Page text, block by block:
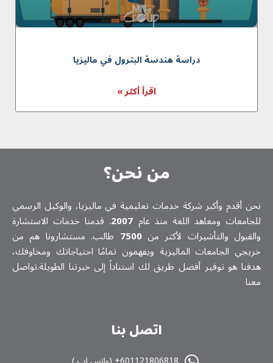
دراسة هندسة البترول في مالیزیا
اقرأ أكثر »
من نحن؟
نحن أقدم وأكبر شركة خدمات تعلیمیة في ماليزيا، والوكيل الرسمي
للجامعات ومعاهد اللغة منذ عام 2007. قدمنا خدمات الاستشارة
والقبول والتأشيرات لأكثر من7500 طالب. مستشارونا هم من
خريجي الجامعات الماليزية ويفهمون تمامًا احتياجاتك ومخاوفك،
هدفنا هو توفير أفضل طريق لك استناداً إلى خبرتنا الطويلة.تواصل
معنا
اتصل بنا